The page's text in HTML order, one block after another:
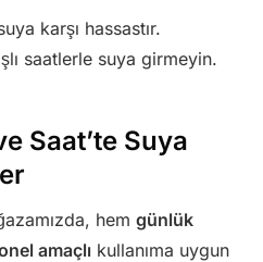
karşı hassastır.
saatlerle suya girmeyin.
Saat’te Suya
hem günlük
amaçlı kullanıma uygun